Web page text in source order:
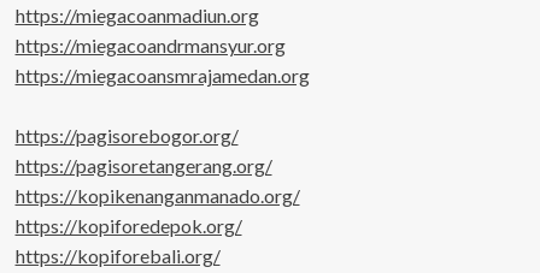
https://miegacoanmadiun.org
https://miegacoandrmansyur.org
https://miegacoansmrajamedan.org
https://pagisorebogor.org/
https://pagisoretangerang.org/
https://kopikenanganmanado.org/
https://kopiforedepok.org/
https://kopiforebali.org/